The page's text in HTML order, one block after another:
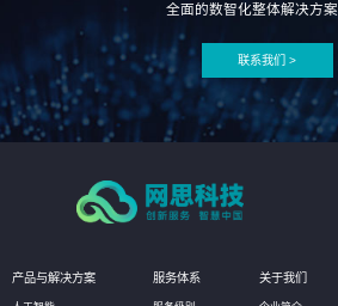
全面的数智化整体解决方
联系我们 >
产品与解决方案 服务体系 关于我们